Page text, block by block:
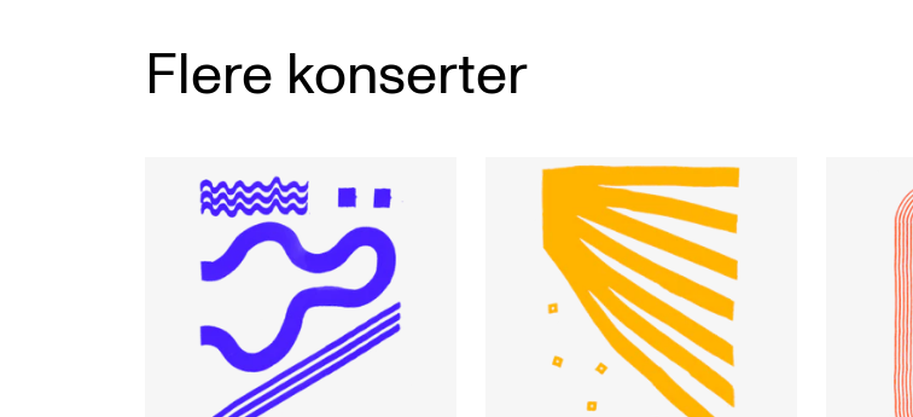
Flere konserter